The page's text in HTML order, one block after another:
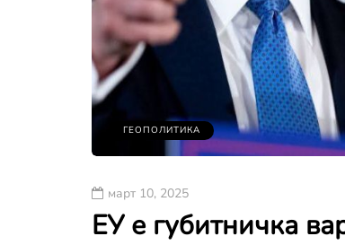
ГЕОПОЛИТИКА
март 10, 2025
ЕУ е губитничка